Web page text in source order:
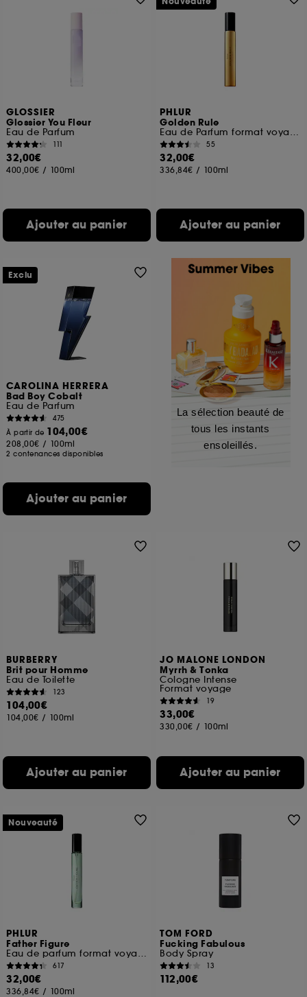
GLOSSIER
Glossier You Fleur
Eau de Parfum
111
32,00€
400,00€ / 100ml
Ajouter au panier
PHLUR
Golden Rule
Eau de Parfum format voyage
55
32,00€
336,84€ / 100ml
Ajouter au panier
CAROLINA HERRERA
Bad Boy Cobalt
Eau de Parfum
475
À partir de 104,00€
208,00€ / 100ml
2 contenances disponibles
Ajouter au panier
Exclu
La sélection beauté de
tous les instants
ensoleillés.
BURBERRY
Brit pour Homme
Eau de Toilette
123
104,00€
104,00€ / 100ml
Ajouter au panier
JO MALONE LONDON
Myrrh & Tonka
Cologne Intense
Format voyage
19
33,00€
330,00€ / 100ml
Ajouter au panier
PHLUR
Father Figure
Eau de parfum format voyage
617
32,00€
336,84€ / 100ml
Nouveauté
TOM FORD
Fucking Fabulous
Body Spray
13
112,00€